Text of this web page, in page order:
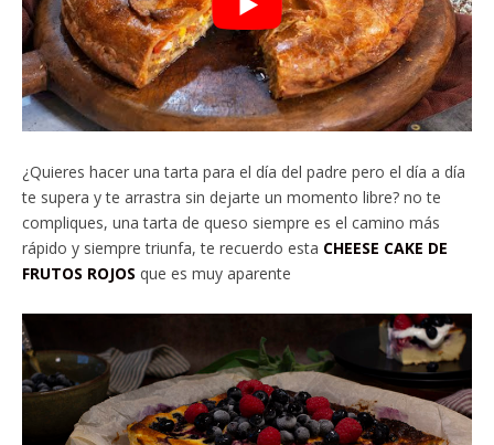
¿Quieres hacer una tarta para el día del padre pero el día a día
te supera y te arrastra sin dejarte un momento libre? no te
compliques, una tarta de queso siempre es el camino más
rápido y siempre triunfa, te recuerdo esta CHEESE CAKE DE
FRUTOS ROJOS que es muy aparente